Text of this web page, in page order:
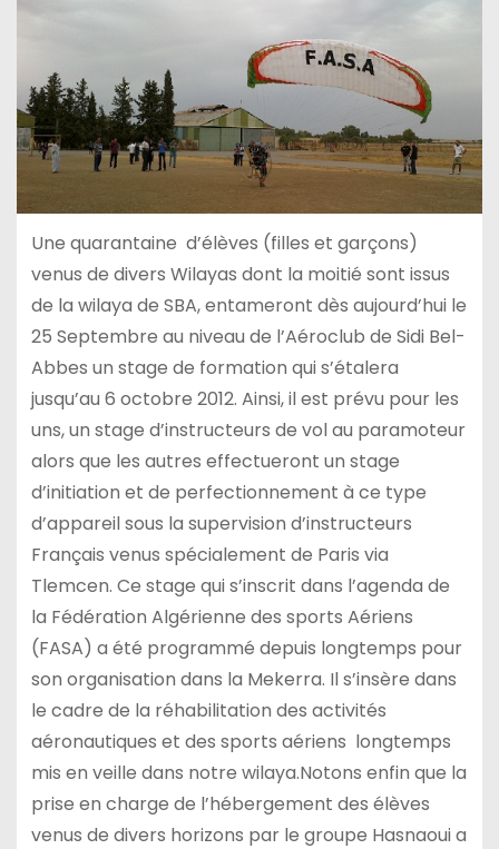
Une quarantaine d’élèves (filles et garçons)
venus de divers Wilayas dont la moitié sont issus
de la wilaya de SBA, entameront dès aujourd’hui le
25 Septembre au niveau de l’Aéroclub de Sidi Bel-
Abbes un stage de formation qui s’étalera
jusqu’au 6 octobre 2012. Ainsi, il est prévu pour les
uns, un stage d’instructeurs de vol au paramoteur
alors que les autres effectueront un stage
d’initiation et de perfectionnement à ce type
d’appareil sous la supervision d’instructeurs
Français venus spécialement de Paris via
Tlemcen. Ce stage qui s’inscrit dans l’agenda de
la Fédération Algérienne des sports Aériens
(FASA) a été programmé depuis longtemps pour
son organisation dans la Mekerra. Il s’insère dans
le cadre de la réhabilitation des activités
aéronautiques et des sports aériens longtemps
mis en veille dans notre wilaya.Notons enfin que la
prise en charge de l’hébergement des élèves
venus de divers horizons par le groupe Hasnaoui a